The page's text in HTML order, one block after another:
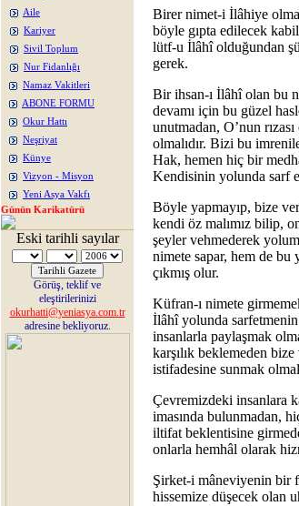
Aile
Kariyer
Sivil Toplum
Nur Fidanlığı
Namaz Vakitleri
ABONE FORMU
Okur Hattı
Neşriyat
Künye
Vizyon - Misyon
Yeni Asya Vakfı
Günün Karikatürü
Eski tarihli sayılar
Görüş, teklif ve
eleştirilerinizi
okurhatti@yeniasya.com.tr
adresine bekliyoruz.
Birer nimet-i İlâhiye
böyle gıpta edilecek
lütf-u İlâhî olduğundan
gerek.
Bir ihsan-ı İlâhî olan bu
devamı için bu güzel
unutmadan, O’nun
olmalıdır. Bizi bu
Hak, hemen hiç bir
Kendisinin yolunda sarf
Böyle yapmayıp, bize
kendi öz malımız bilip,
şeyler vehmederek
nimete sapar, hem de
çıkmış olur.
Küfran-ı nimete
İlâhî yolunda
insanlarla paylaşmak
karşılık beklemeden
istifadesine sunmak
Çevremizdeki insanlara
imasında bulunmadan,
iltifat beklentisine
onlarla hemhâl olarak
Şirket-i mâneviyenin bir
hissemize düşecek olan